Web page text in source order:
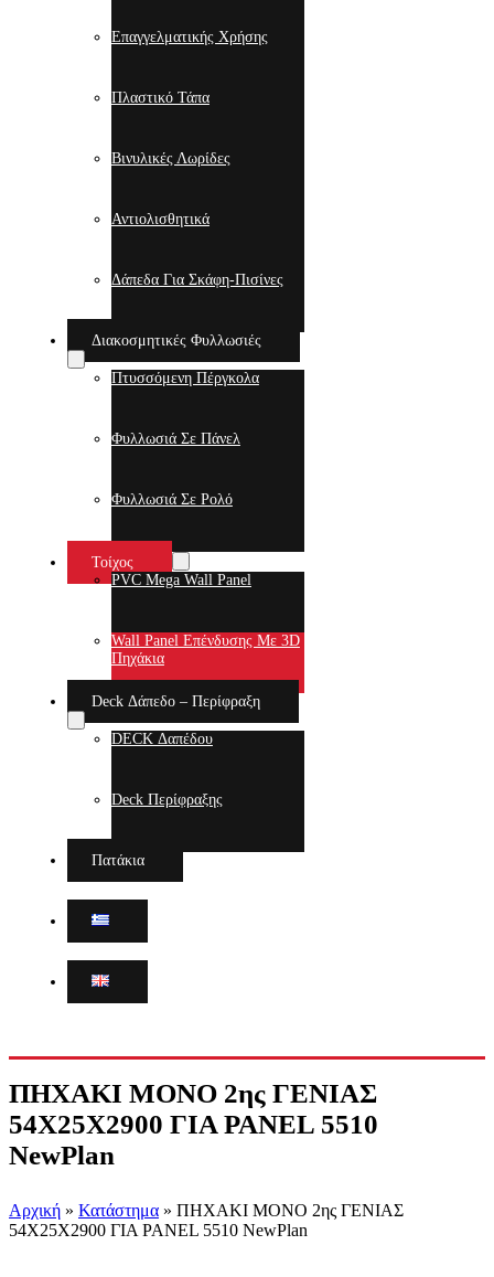
Επαγγελματικής Χρήσης
Πλαστικό Τάπα
Βινυλικές Λωρίδες
Αντιολισθητικά
Δάπεδα Για Σκάφη-Πισίνες
Διακοσμητικές Φυλλωσιές
Πτυσσόμενη Πέργκολα
Φυλλωσιά Σε Πάνελ
Φυλλωσιά Σε Ρολό
Τοίχος
PVC Mega Wall Panel
Wall Panel Επένδυσης Με 3D
Πηχάκια
Deck Δάπεδο – Περίφραξη
DECK Δαπέδου
Deck Περίφραξης
Πατάκια
ΠΗΧΑΚΙ ΜΟΝΟ 2ης ΓΕΝΙΑΣ
54Χ25Χ2900 ΓΙΑ PANEL 5510
NewPlan
Αρχική » Κατάστημα » ΠΗΧΑΚΙ ΜΟΝΟ 2ης ΓΕΝΙΑΣ
54Χ25Χ2900 ΓΙΑ PANEL 5510 NewPlan